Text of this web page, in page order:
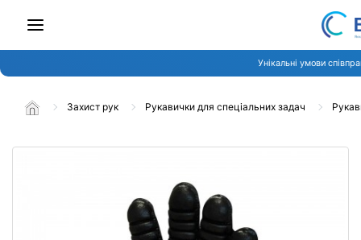
Унікальні умови
Захист рук Рукавички для спеціальних задач